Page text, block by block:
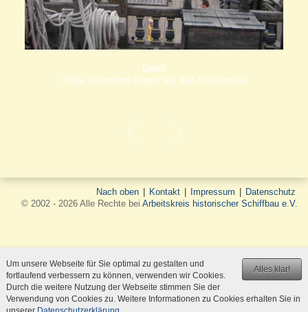
Deck
© Die Bildrechte liegen bei den Bildautoren
Nach oben Kontakt Impressum
Datenschutz
© 2002 - 2026 Alle Rechte bei Arbeitskreis historischer Schiffbau e.V.
Alles klar!
Um unsere Webseite für Sie optimal zu gestalten und
fortlaufend verbessern zu können, verwenden wir Cookies.
Durch die weitere Nutzung der Webseite stimmen Sie der
Verwendung von Cookies zu. Weitere Informationen zu Cookies erhalten Sie in